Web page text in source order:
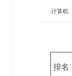
计算机
排名